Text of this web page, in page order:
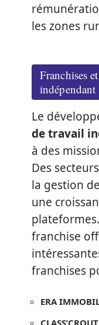
les zones
Franchises
indépendant
Le
de travail
à des
Des
la gestion
une
franchise
franchises
ERA